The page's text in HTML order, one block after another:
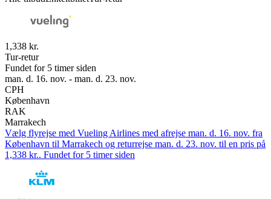
1,338 kr.
Tur-retur
Fundet for 5 timer siden
man. d. 16. nov. - man. d. 23. nov.
CPH
København
RAK
Marrakech
Vælg flyrejse med Vueling Airlines med afrejse man. d. 16. nov. fra
København til Marrakech og returrejse man. d. 23. nov. til en pris på
1,338 kr.. Fundet for 5 timer siden